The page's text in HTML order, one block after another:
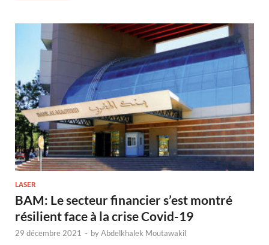
LASER
BAM: Le secteur financier s’est montré
résilient face à la crise Covid-19
29 décembre 2021 - byAbdelkhalek Moutawakil